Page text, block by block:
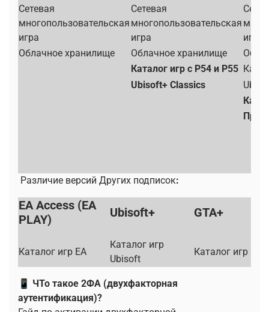
Сетевая
многопользовательская
игра
Сетевая
многопользовательская
игра
игра
Облачное хранилище
Облачное хранилище
Каталог игр с Р54 и Р55
Ubisoft+ Classics
Различие версий Других подписок:
EA Access (EA
PLAY)
Ubisoft+ GTA+
Каталог игр EA
Каталог игр
Ubisoft
Каталог игр GTA
📱 ЧТо такое 2ФА (двухфакторная
аутентификация)?